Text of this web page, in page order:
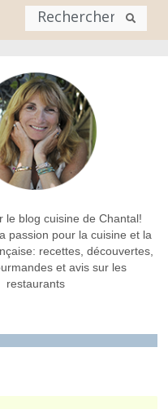
le blog cuisine de Chantal!
passion pour la cuisine et la
recettes, découvertes,
et avis sur les
restaurants